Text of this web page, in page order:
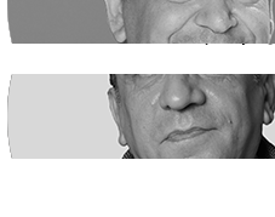
Türkiye'nin Ekolojik
Düzeni 1 - Güçler Ayrılığı
SÜLEYMAN
Öyle Bir 102 Yıl ki, 102
Anlatılabilir